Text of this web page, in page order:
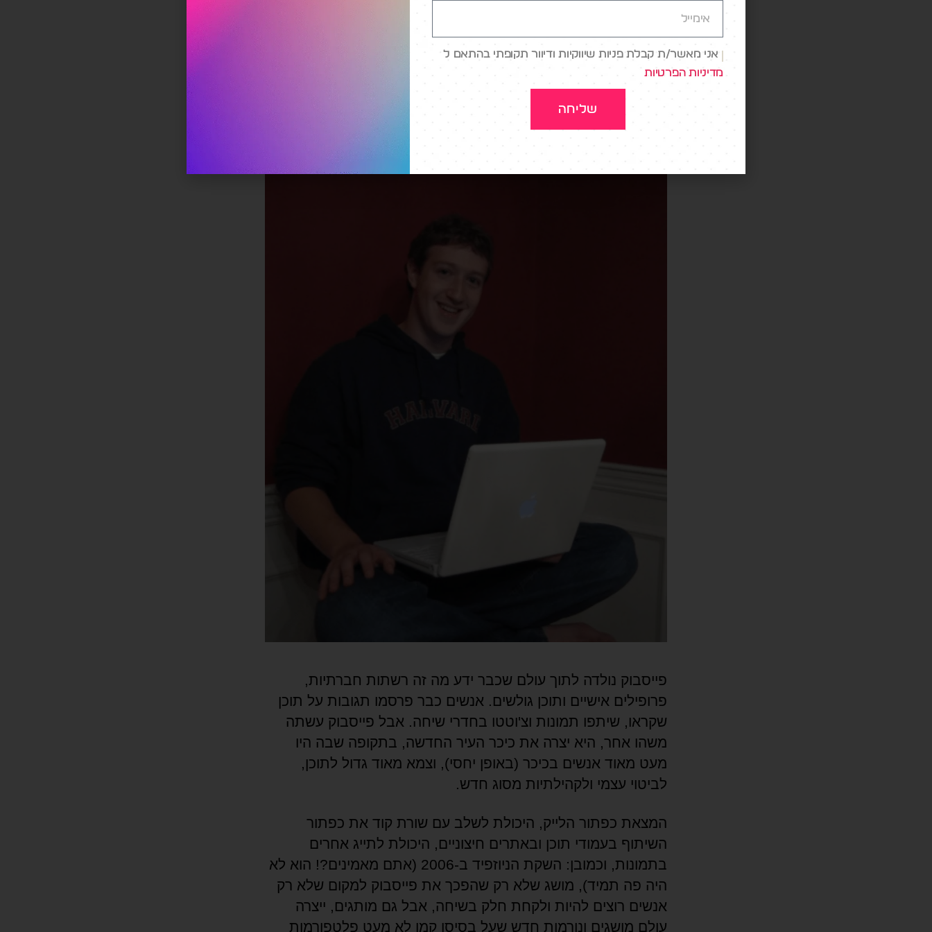
בשנים האחרונות (ובלי קשר, דוחות כספיים פנומנליים ברבעון
האחרון, אבל זה נושא לפוסט אחר).
פייסבוק נולדה לתוך עולם שכבר ידע מה זה רשתות חברתיות,
פרופילים אישיים ותוכן גולשים. אנשים כבר פרסמו תגובות על תוכן
שקראו, שיתפו תמונות וצ'וטטו בחדרי שיחה. אבל פייסבוק עשתה
משהו אחר, היא יצרה את כיכר העיר החדשה, בתקופה שבה היו
מעט מאוד אנשים בכיכר (באופן יחסי), וצמא מאוד גדול לתוכן,
לביטוי עצמי ולקהילתיות מסוג חדש.
המצאת כפתור הלייק, היכולת לשלב עם שורת קוד את כפתור
השיתוף בעמודי תוכן ובאתרים חיצוניים, היכולת לתייג אחרים
בתמונות, וכמובן: השקת הניוזפיד ב-2006 (אתם מאמינים?! הוא לא
היה פה תמיד), מושג שלא רק שהפכך את פייסבוק למקום שלא רק
אנשים רוצים להיות ולקחת חלק בשיחה, אבל גם מותגים, ייצרה
עולם מושגים ונורמות חדש שעל בסיסו קמו לא מעט פלטפורמות
אני מאשר/ת קבלת פניות שיווקיות ודיוור תקופתי בהתאם ל
מדיניות הפרטיות
שליחה